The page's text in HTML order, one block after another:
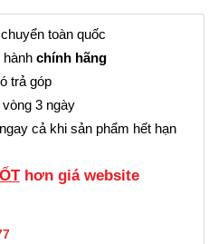
toàn quốc
chính hãng
trả góp
3 ngày
ngay cả khi sản phẩm hết hạn
hơn giá website